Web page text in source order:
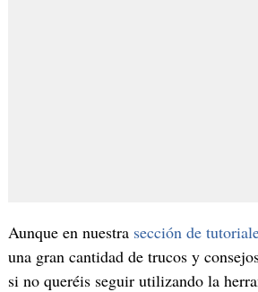
Aunque en nuestra sección de
una gran cantidad de trucos y
si no queréis seguir utilizando la